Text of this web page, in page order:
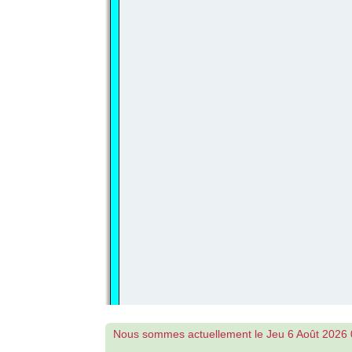
Nous sommes actuellement le Jeu 6 Août 2026